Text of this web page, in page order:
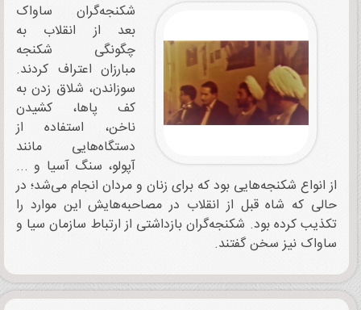
شکنجه‌گران ساواک
بعد از انقلاب به
چگونگی شکنجه
مبارزان اعتراف کردند.
سوزاندن، شلاق زدن به
کف پاها، کشیدن
ناخن،‌ استفاده از
دستگاه‌هایی مانند
آپولو، سنگ آسیا و ...
از انواع شکنجه‌هایی بود که برای زنان و مردان انجام می‌شد؛ در
حالی که شاه قبل از انقلاب در مصاحبه‌هایش این موارد را
تکذیب کرده بود. شکنجه‌گران بازداشتی از ارتباط سازمان سیا و
ساواک نیز سخن گفتند.